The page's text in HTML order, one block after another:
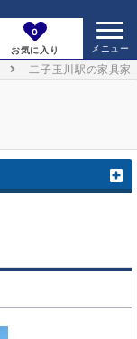
0
お気に入り
二子玉川駅の家具家